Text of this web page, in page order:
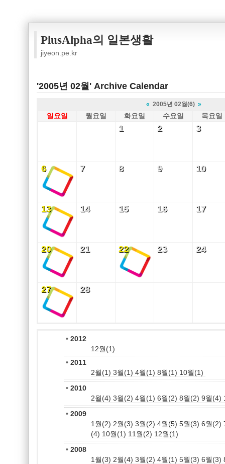
PlusAlpha의 일본생활
jiyeon.pe.kr
'2005년 02월' Archive Calendar
« 2005년 02월(6) »
일요일 월요일 화요일 수요일 목요일
1
1 2
2 3
3
6
6 7
7 8
8 9
9 10
10
13
13 14
14 15
15 16
16 17
17
20
20 21
21 22
22 23
23 24
24
27
27 28
28
• 2012
12월(1)
• 2011
2월(1) 3월(1) 4월(1) 8월(1) 10월(1)
• 2010
2월(4) 3월(2) 4월(1) 6월(2) 8월(2) 9월(4)
• 2009
1월(2) 2월(3) 3월(2) 4월(5) 5월(3) 6월(2)
(4) 10월(1) 11월(2) 12월(1)
• 2008
1월(3) 2월(4) 3월(2) 4월(1) 5월(3) 6월(3)